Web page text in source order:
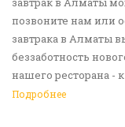
позвоните нам или
завтрака в Алматы
беззаботность
нашего ресторана -
Подробнее